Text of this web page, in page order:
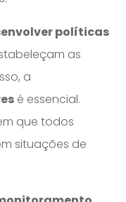
políticas
as
a
é essencial.
que todos
situações de